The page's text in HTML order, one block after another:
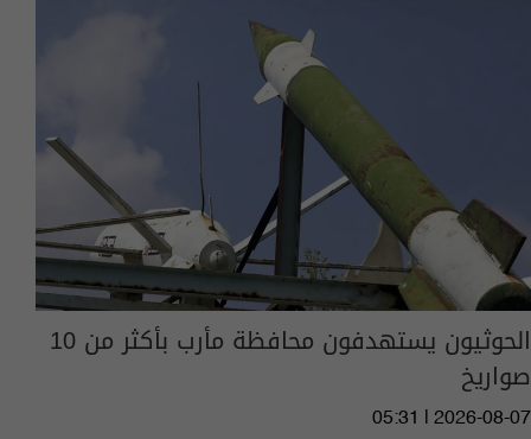
الحوثيون يستهدفون محافظة مأرب بأكثر من 10
صواريخ
05:31 | 2026-08-07